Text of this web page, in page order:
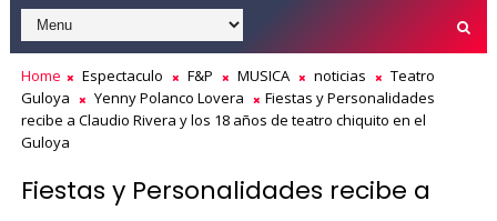
Home Espectaculo F&P MUSICA noticias
Teatro
Guloya
Yenny Polanco Lovera
Fiestas y Personalidades
recibe a Claudio Rivera y los 18 años de teatro chiquito en el
Guloya
Fiestas y Personalidades recibe a